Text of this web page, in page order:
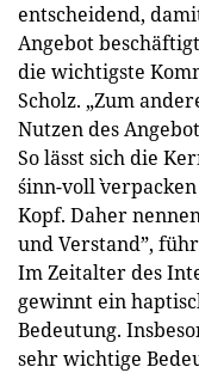
entscheidend,
Angebot
die wichtigste
Scholz. „Zum
Nutzen des
So lässt sich die
´sinn-voll`
Kopf. Daher
und Verstand”,
Im Zeitalter des
gewinnt ein
Bedeutung.
sehr wichtige